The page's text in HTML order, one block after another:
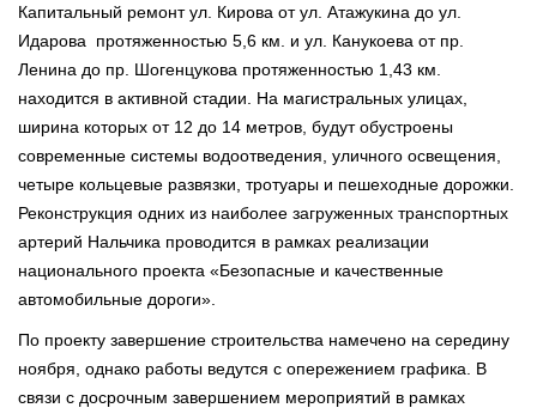
Капитальный ремонт ул. Кирова от ул. Атажукина до ул.
Идарова протяженностью 5,6 км. и ул. Канукоева от пр.
Ленина до пр. Шогенцукова протяженностью 1,43 км.
находится в активной стадии. На магистральных улицах,
ширина которых от 12 до 14 метров, будут обустроены
современные системы водоотведения, уличного освещения,
четыре кольцевые развязки, тротуары и пешеходные дорожки.
Реконструкция одних из наиболее загруженных транспортных
артерий Нальчика проводится в рамках реализации
национального проекта «Безопасные и качественные
автомобильные дороги».
По проекту завершение строительства намечено на середину
ноября, однако работы ведутся с опережением графика. В
связи с досрочным завершением мероприятий в рамках